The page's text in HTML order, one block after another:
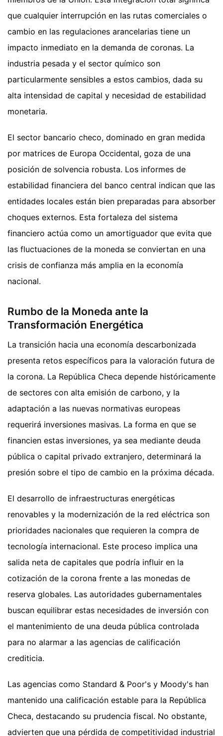
que cualquier interrupción en las rutas comerciales o
cambio en las regulaciones arancelarias tiene un
impacto inmediato en la demanda de coronas. La
industria pesada y el sector químico son
particularmente sensibles a estos cambios, dada su
alta intensidad de capital y necesidad de estabilidad
monetaria.
El sector bancario checo, dominado en gran medida
por matrices de Europa Occidental, goza de una
posición de solvencia robusta. Los informes de
estabilidad financiera del banco central indican que las
entidades locales están bien preparadas para absorber
choques externos. Esta fortaleza del sistema
financiero actúa como un amortiguador que evita que
las fluctuaciones de la moneda se conviertan en una
crisis de confianza más amplia en la economía
nacional.
Rumbo de la Moneda ante la
Transformación Energética
La transición hacia una economía descarbonizada
presenta retos específicos para la valoración futura de
la corona. La República Checa depende históricamente
de sectores con alta emisión de carbono, y la
adaptación a las nuevas normativas europeas
requerirá inversiones masivas. La forma en que se
financien estas inversiones, ya sea mediante deuda
pública o capital privado extranjero, determinará la
presión sobre el tipo de cambio en la próxima década.
El desarrollo de infraestructuras energéticas
renovables y la modernización de la red eléctrica son
prioridades nacionales que requieren la compra de
tecnología internacional. Este proceso implica una
salida neta de capitales que podría influir en la
cotización de la corona frente a las monedas de
reserva globales. Las autoridades gubernamentales
buscan equilibrar estas necesidades de inversión con
el mantenimiento de una deuda pública controlada
para no alarmar a las agencias de calificación
crediticia.
Las agencias como Standard & Poor's y Moody's han
mantenido una calificación estable para la República
Checa, destacando su prudencia fiscal. No obstante,
advierten que una pérdida de competitividad industrial